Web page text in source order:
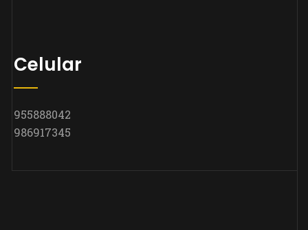
Celular
955888042
986917345